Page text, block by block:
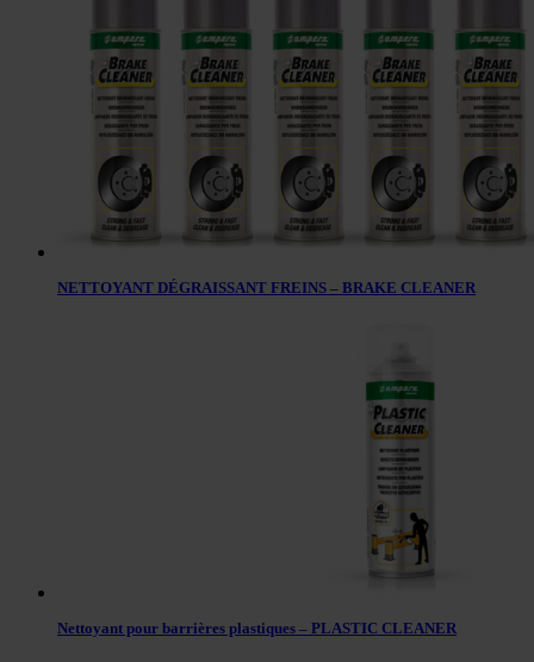
NETTOYANT DÉGRAISSANT FREINS – BRAKE CLEANER
Nettoyant pour barrières plastiques – PLASTIC CLEANER